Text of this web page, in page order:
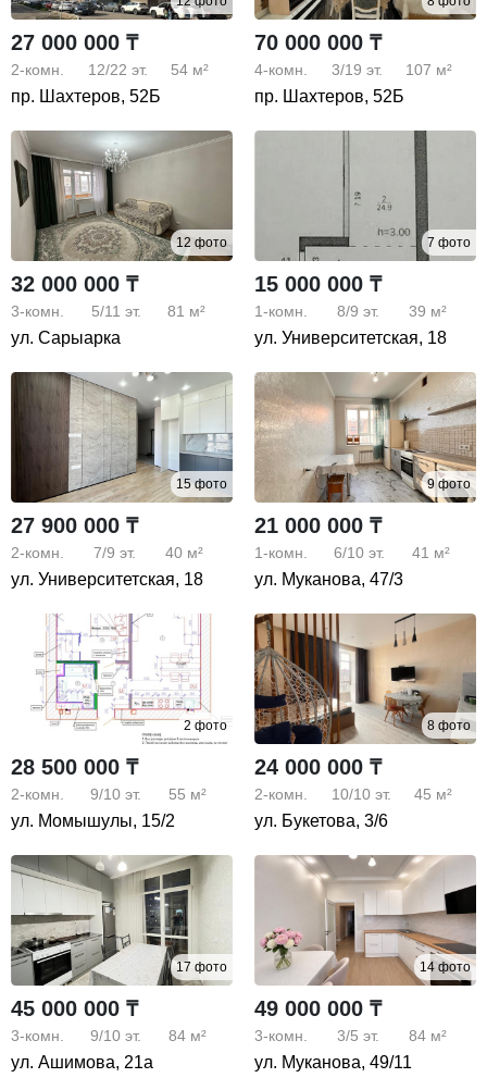
27 000 000 ₸
2-комн. 12/22 эт. 54 м²
пр. Шахтеров, 52Б
70 000 000 ₸
4-комн. 3/19 эт. 107 м²
пр. Шахтеров, 52Б
12 фото
32 000 000 ₸
3-комн. 5/11 эт. 81 м²
ул. Сарыарка
7 фото
15 000 000 ₸
1-комн. 8/9 эт. 39 м²
ул. Университетская, 18
15 фото
27 900 000 ₸
2-комн. 7/9 эт. 40 м²
ул. Университетская, 18
9 фото
21 000 000 ₸
1-комн. 6/10 эт. 41 м²
ул. Муканова, 47/3
2 фото
28 500 000 ₸
2-комн. 9/10 эт. 55 м²
ул. Момышулы, 15/2
8 фото
24 000 000 ₸
2-комн. 10/10 эт. 45 м²
ул. Букетова, 3/6
17 фото
45 000 000 ₸
3-комн. 9/10 эт. 84 м²
ул. Ашимова, 21а
14 фото
49 000 000 ₸
3-комн. 3/5 эт. 84 м²
ул. Муканова, 49/11